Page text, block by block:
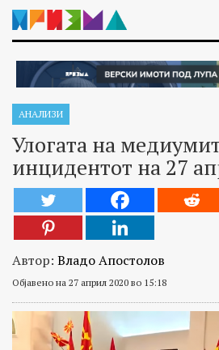
АНАЛИЗИ
Улогата на
инцидентот на 27
Автор: Владо Апостолов
Објавено на 27 април 2020 во 15:18